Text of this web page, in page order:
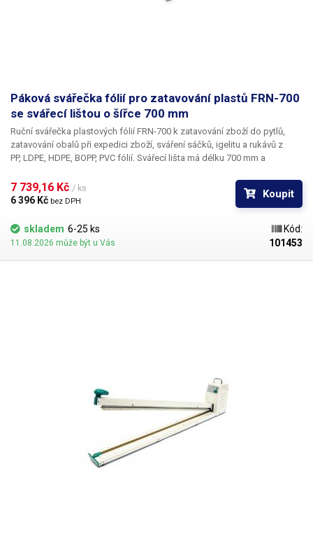
Páková svářečka fólií pro zatavování plastů FRN-700
se svářecí lištou o šířce 700 mm
Ruční svářečka plastových fólií FRN-700 k zatavování zboží do pytlů,
zatavování obalů při expedici zboží, sváření sáčků, igelitu a rukávů z
PP, LDPE, HDPE, BOPP, PVC fólií. Svářecí lišta má délku 700 mm a
70 cm. U impulzních svářeček není svářecí topný drát ohříván trvale, ale
pouze při stlačení rukojeti. Čas ohřevu odporového drátu nastavíte
potenciometrem dle materiálu svařovaného plastu a jeho tloušťky;
vypínání je řízeno automaticky vždy přesně po uplynutí nastaveného
intervalu.
7 739,16 Kč / ks
6 396 Kč bez DPH
Koupit
skladem 6-25 ks
11.08.2026 může být u Vás
Kód:
101453